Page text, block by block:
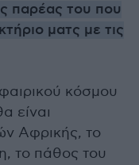
παρέας του που
ματς με τις
κόσμου
είναι
Αφρικής, το
το πάθος του